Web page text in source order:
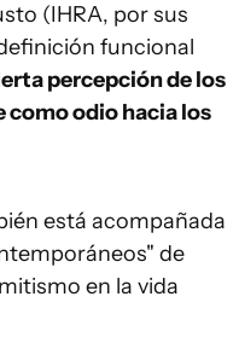
(IHRA, por sus
funcional
percepción de los
como odio hacia los
está acompañada
de
en la vida